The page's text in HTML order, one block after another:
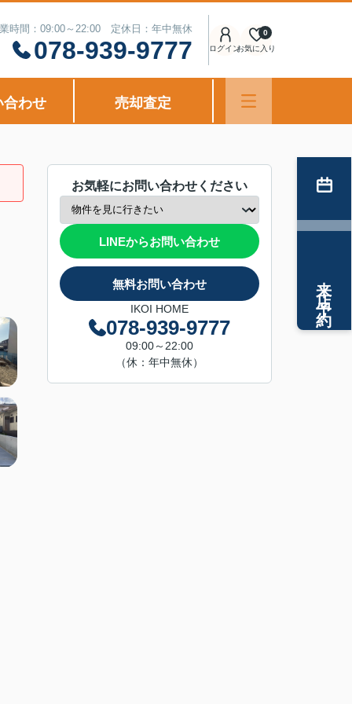
時間：09:00～22:00 定休日：年中無休
078-939-9777 ログインお気に入り
0
合わせ 売却査定
お気軽にお問い合わせください
LINEからお問い合わせ
無料お問い合わせ
IKOI HOME
078-939-9777
09:00～22:00
（休：年中無休）
来店予約